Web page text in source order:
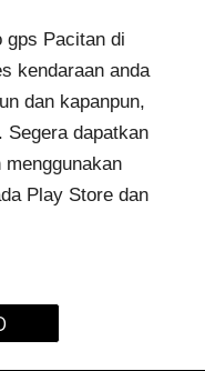
gps Pacitan di
kendaraan anda
dan kapanpun,
Segera dapatkan
Play Store dan